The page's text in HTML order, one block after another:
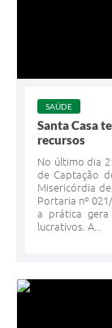
SAÚDE
Santa Casa
recursos
No último dia
de Captação
Misericórdia
Portaria nº
a prática gera
lucrativos. A...